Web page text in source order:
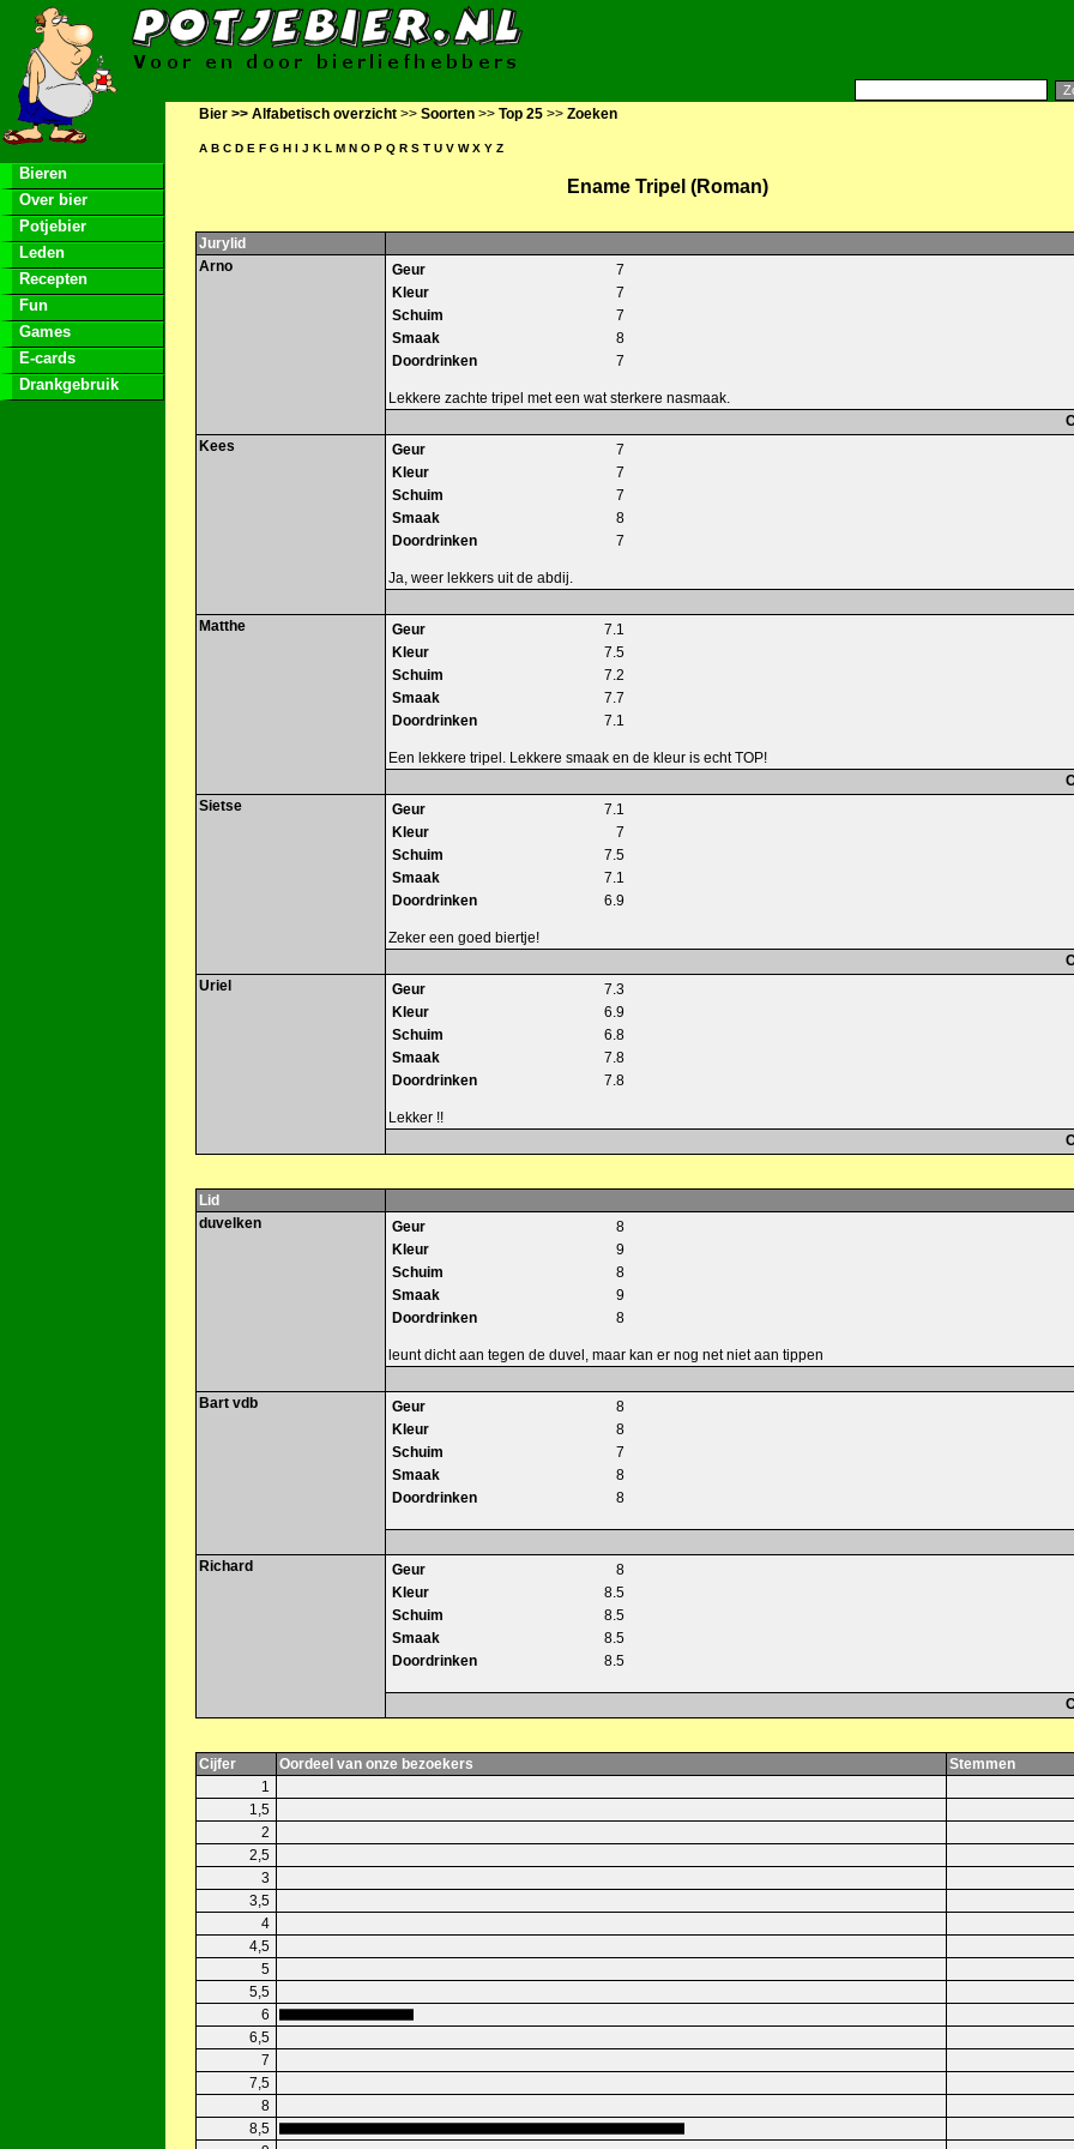
Bieren
Over bier
Potjebier
Leden
Recepten
Fun
Games
E-cards
Drankgebruik
Bier >> Alfabetisch overzicht >> Soorten >> Top 25 >> Zoeken
A B C D E F G H I J K L M N O P Q R S T U V W X Y Z
Ename Tripel (Roman)
Jurylid
Arno
Geur
7
Kleur
7
Schuim
7
Smaak
8
Doordrinken
7
Lekkere zachte tripel met een wat sterkere nasmaak.
Kees
Geur
7
Kleur
7
Schuim
7
Smaak
8
Doordrinken
7
Ja, weer lekkers uit de abdij.
Matthe
Geur
7.1
Kleur
7.5
Schuim
7.2
Smaak
7.7
Doordrinken
7.1
Een lekkere tripel. Lekkere smaak en de kleur is echt TOP!
Sietse
Geur
7.1
Kleur
7
Schuim
7.5
Smaak
7.1
Doordrinken
6.9
Zeker een goed biertje!
Uriel
Geur
7.3
Kleur
6.9
Schuim
6.8
Smaak
7.8
Doordrinken
7.8
Lekker !!
Lid
duvelken
Geur
8
Kleur
9
Schuim
8
Smaak
9
Doordrinken
8
leunt dicht aan tegen de duvel, maar kan er nog net niet aan tippen
Bart vdb
Geur
8
Kleur
8
Schuim
7
Smaak
8
Doordrinken
8
Richard
Geur
8
Kleur
8.5
Schuim
8.5
Smaak
8.5
Doordrinken
8.5
Cijfer Oordeel van onze bezoekers
Stemmen
1
1,5
2
2,5
3
3,5
4
4,5
5
5,5
6
6,5
7
7,5
8
8,5